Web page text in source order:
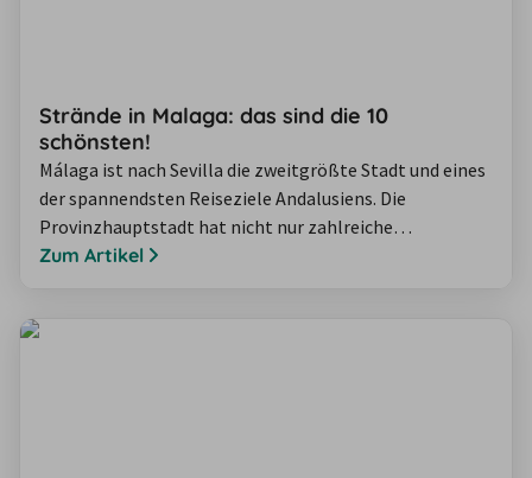
Strände in Malaga: das sind die 10
schönsten!
Málaga ist nach Sevilla die zweitgrößte Stadt und eines
der spannendsten Reiseziele Andalusiens. Die
Provinzhauptstadt hat nicht nur zahlreiche
Sehenswürdigkeiten für Kultur-Fans zu bieten – dank
Zum Artikel